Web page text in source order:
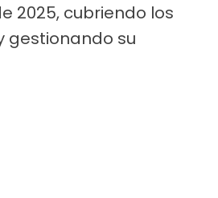
2025, cubriendo los
gestionando su